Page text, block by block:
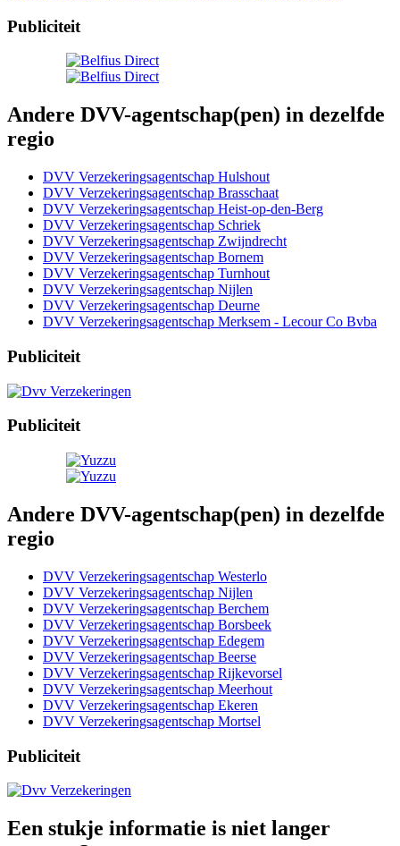
Publiciteit
Andere DVV-agentschap(pen) in dezelfde
regio
DVV Verzekeringsagentschap Hulshout
DVV Verzekeringsagentschap Brasschaat
DVV Verzekeringsagentschap Heist-op-den-Berg
DVV Verzekeringsagentschap Schriek
DVV Verzekeringsagentschap Zwijndrecht
DVV Verzekeringsagentschap Bornem
DVV Verzekeringsagentschap Turnhout
DVV Verzekeringsagentschap Nijlen
DVV Verzekeringsagentschap Deurne
DVV Verzekeringsagentschap Merksem - Lecour Co Bvba
Publiciteit
Publiciteit
Andere DVV-agentschap(pen) in dezelfde
regio
DVV Verzekeringsagentschap Westerlo
DVV Verzekeringsagentschap Nijlen
DVV Verzekeringsagentschap Berchem
DVV Verzekeringsagentschap Borsbeek
DVV Verzekeringsagentschap Edegem
DVV Verzekeringsagentschap Beerse
DVV Verzekeringsagentschap Rijkevorsel
DVV Verzekeringsagentschap Meerhout
DVV Verzekeringsagentschap Ekeren
DVV Verzekeringsagentschap Mortsel
Publiciteit
Een stukje informatie is niet langer